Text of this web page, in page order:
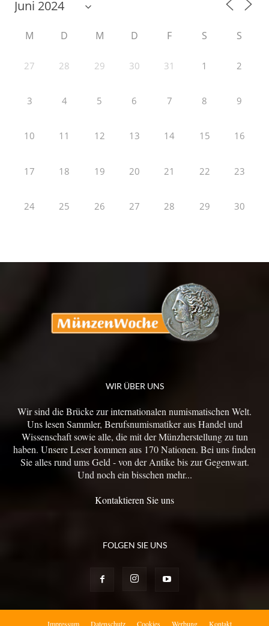
M D M D F S S
27 28 29 30 31 1 2
3 4 5 6 7 8 9
10 11 12 13 14 15 16
17 18 19 20 21 22 23
24 25 26 27 28 29 30
WIR ÜBER UNS
Wir sind die Brücke zur internationalen numismatischen Welt.
Uns lesen Sammler, Berufsnumismatiker aus Handel und
Wissenschaft sowie alle, die mit der Münzherstellung zu tun
haben. Unsere Leser kommen aus 170 Nationen. Bei uns finden
Sie alles rund ums Geld - von der Antike bis zur Gegenwart.
Und noch ein bisschen mehr...
Kontaktieren Sie uns
FOLGEN SIE UNS
Impressum Datenschutz Cookies Werbung Kontakt